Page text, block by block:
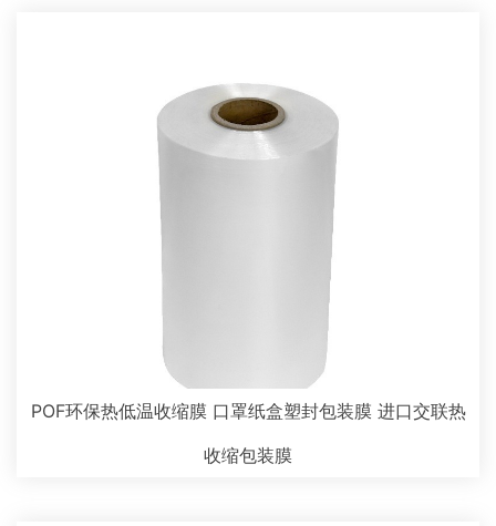
POF环保热低温收缩膜 口罩纸盒塑封包装膜 进口交联热
收缩包装膜